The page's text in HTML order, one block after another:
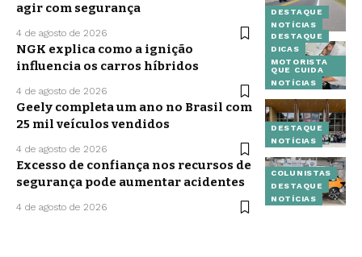
DESTAQUE
NOTÍCIAS
agir com segurança
4 de agosto de 2026
DESTAQUE
DICAS
MOTORISTA
QUE CUIDA
NOTÍCIAS
NGK explica como a ignição
influencia os carros híbridos
4 de agosto de 2026
DESTAQUE
NOTÍCIAS
Geely completa um ano no Brasil com
25 mil veículos vendidos
4 de agosto de 2026
COLUNISTAS
DESTAQUE
NOTÍCIAS
Excesso de confiança nos recursos de
segurança pode aumentar acidentes
4 de agosto de 2026